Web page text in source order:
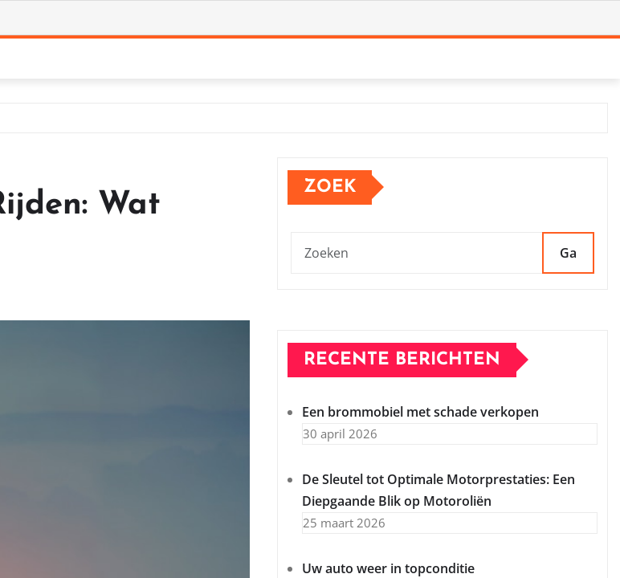
Wat
ZOEK
Ga
RECENTE BERICHTEN
Een brommobiel met schade verkopen
30 april 2026
De Sleutel tot Optimale Motorprestaties: Een
Diepgaande Blik op Motoroliën
25 maart 2026
Uw auto weer in topconditie